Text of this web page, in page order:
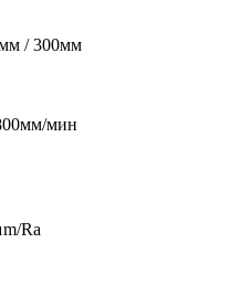
/ 300мм
мин
Ra